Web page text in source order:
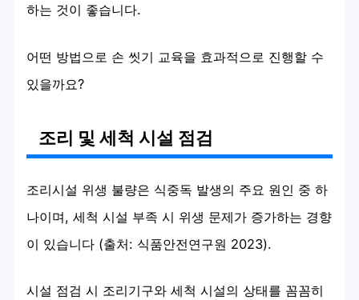
하는 것이 좋습니다.
어떤 방법으로 손 씻기 교육을 효과적으로 진행할 수
있을까요?
조리 및 세척 시설 점검
조리시설 위생 불량은 식중독 발생의 주요 원인 중 하
나이며, 세척 시설 부족 시 위생 문제가 증가하는 경향
이 있습니다 (출처: 식품안전연구원 2023).
시설 점검 시 조리기구와 세척 시설의 상태를 꼼꼼히